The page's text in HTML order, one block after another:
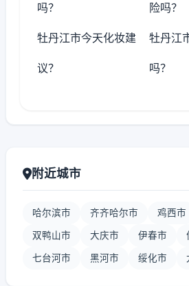
吗？ 险吗？
牡丹江市今天化妆建
议？
牡丹江
吗？
附近城市
哈尔滨市 齐齐哈尔市 鸡西市
双鸭山市 大庆市 伊春市
七台河市 黑河市 绥化市